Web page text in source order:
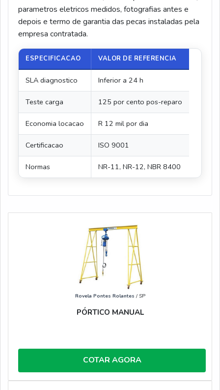
parametros eletricos medidos, fotografias antes e
depois e termo de garantia das pecas instaladas pela
empresa contratada.
ESPECIFICACAO VALOR DE REFERENCIA
SLA diagnostico Inferior a 24 h
Teste carga 125 por cento pos-reparo
Economia locacao R 12 mil por dia
Certificacao ISO 9001
Normas NR-11, NR-12, NBR 8400
Rovela Pontes Rolantes / SP
PÓRTICO MANUAL
COTAR AGORA